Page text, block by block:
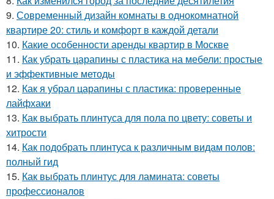
9. Современный дизайн комнаты в однокомнатной
квартире 20: стиль и комфорт в каждой детали
10. Какие особенности аренды квартир в Москве
11. Как убрать царапины с пластика на мебели: простые
и эффективные методы
12. Как я убрал царапины с пластика: проверенные
лайфхаки
13. Как выбрать плинтуса для пола по цвету: советы и
хитрости
14. Как подобрать плинтуса к различным видам полов:
полный гид
15. Как выбрать плинтус для ламината: советы
профессионалов